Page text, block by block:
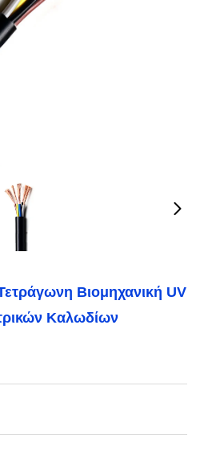
Βιομηχανική UV
Καλωδίων